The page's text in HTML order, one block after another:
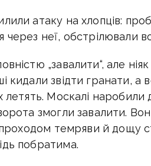
атаку на хлопців:
через неї, обстрілювали
„завалити“, але
кидали звідти гранати, а
Москалі наробили
змогли завалити.
проходом темряви й дощу
побратима.